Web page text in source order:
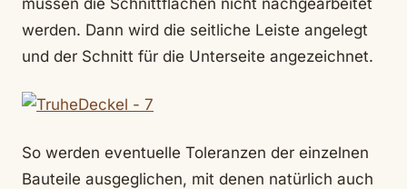
müssen die Schnittflächen nicht nachgearbeitet
werden. Dann wird die seitliche Leiste angelegt
und der Schnitt für die Unterseite angezeichnet.
So werden eventuelle Toleranzen der einzelnen
Bauteile ausgeglichen, mit denen natürlich auch